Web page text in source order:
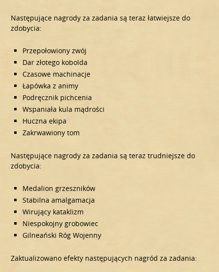
Następujące nagrody za zadania są teraz łatwiejsze do
zdobycia:
Przepołowiony zwój
Dar złotego kobolda
Czasowe machinacje
Łapówka z animy
Podręcznik pichcenia
Wspaniała kula mądrości
Huczna ekipa
Zakrwawiony tom
Następujące nagrody za zadania są teraz trudniejsze do
zdobycia:
Medalion grzeszników
Stabilna amalgamacja
Wirujący kataklizm
Niespokojny grobowiec
Gilneański Róg Wojenny
Zaktualizowano efekty następujących nagród za zadania: